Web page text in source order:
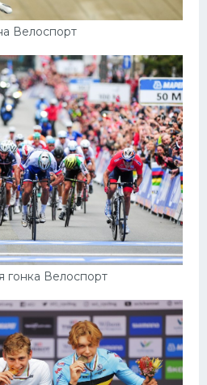
Велоспорт
гонка Велоспорт